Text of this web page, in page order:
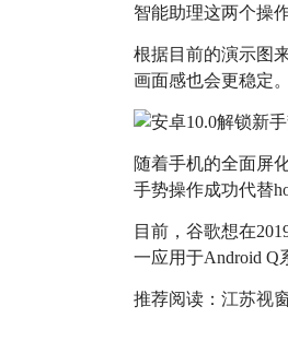
智能助理这两个操
根据目前的演示图
画面感也会更稳定。
随着手机的全面屏
手势操作成功代替
目前，谷歌想在
一应用于Android Q
推荐阅读： 江苏视